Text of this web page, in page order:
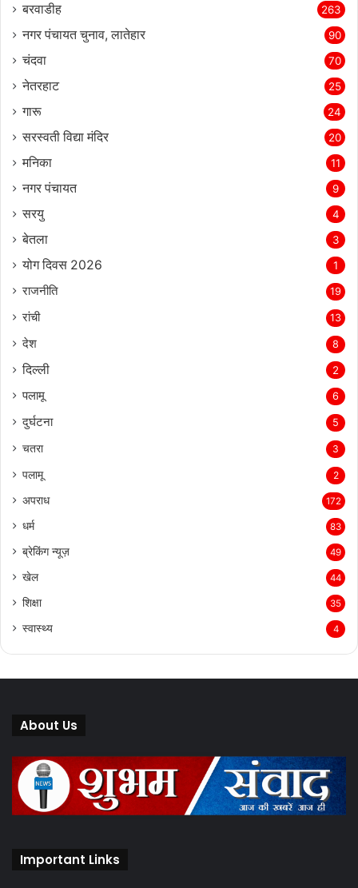
बरवाडीह 263
नगर पंचायत चुनाव, लातेहार 90
चंदवा 70
नेतरहाट 25
गारू 24
सरस्‍वती विद्या मंदिर 20
मनिका 11
नगर पंचायत 9
सरयु 4
बेतला 3
योग दिवस 2026 1
राजनीति 19
रांची 13
देश 8
दिल्‍ली 2
पलामू 6
दुर्घटना 5
चतरा 3
पलामू 2
अपराध 172
धर्म 83
ब्रेकिंग न्यूज़ 49
खेल 44
शिक्षा 35
स्वास्थ्य 4
About Us
Important Links